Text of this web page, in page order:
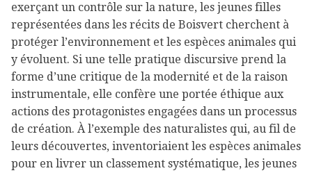
exerçant un contrôle sur la nature, les jeunes filles
représentées dans les récits de Boisvert cherchent à
protéger l’environnement et les espèces animales qui
y évoluent. Si une telle pratique discursive prend la
forme d’une critique de la modernité et de la raison
instrumentale, elle confère une portée éthique aux
actions des protagonistes engagées dans un processus
de création. À l’exemple des naturalistes qui, au fil de
leurs découvertes, inventoriaient les espèces animales
pour en livrer un classement systématique, les jeunes